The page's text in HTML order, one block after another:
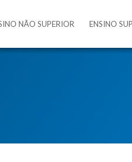
NÃO SUPERIOR ENSINO